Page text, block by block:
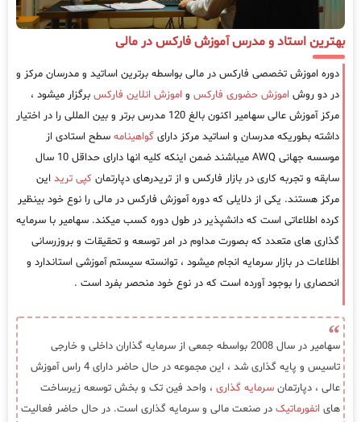
بهترین استاد و مدرس آموزش فارکس در مالی
دوره اموزش تخصصی فارکس در مالی بواسطه برترین اساتید و مدرسان مرکز و
در دو روش اموزش حضوری فارکس و اموزش انلاین فارکس برگزار میشود ،
مرکز آموزش عالی سهامیر اکنون بالغ 120 مدرس برتر و بین المللی را در اختیار
داشته بطوریکه مدرسان و اساتید مرکز دارای گواهینامه سطح استادی از
موسسه جهانی AWQ میباشند ضمن اینکه کلیه انها دارای حداقل 10 سال
سابقه و تجربه کاری در بازار فارکس و از تریدرهای دپارتمان کپی ترید این
مرکز هستند. یکی از دلایلی که دوره آموزش فارکس در مالی را نوع خود بینظیر
کرده اطلاعاتی است که دانشپذیر در طول دوره کسب میکند. سهامیر با سرمایه
گذاری های متعدد که بصورت مداوم در امر توسعه و تحقیقات و بروزرسانی
اطلاعات در بازار سرمایه انجام میشود ، توانسته سیستم آموزشی استاندارد و
انحصاری را بوجود آورده است که در نوع خود منحصر بفرد است .
سهامیر در سال 2008 بواسطه جمعی از سرمایه گذاران داخلی و خارجی
تاسیس و پایه گذاری شد ، این مجموعه در حال حاضر دارای 4 راس آموزش
عالی ، دپارتمان سرمایه گذاری ، واحد فین تک و بخش توسعه زیرساخت
های انفورماتیک در صنعت مالی و سرمایه گذاری است. در حال حاضر فعالیت